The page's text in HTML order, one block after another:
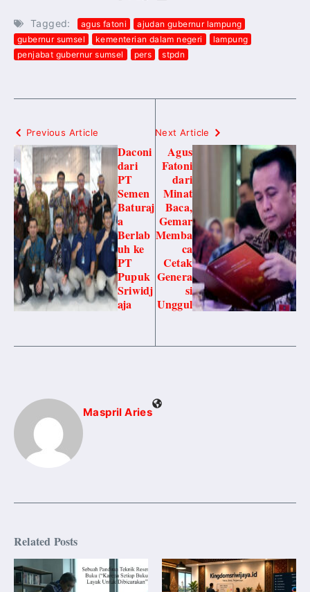
Tagged: agus fatoni
ajudan gubernur lampung
gubernur sumsel
kementerian dalam negeri
lampung
penjabat gubernur sumsel
pers stpdn
Previous Article
Daconi
dari
PT
Semen
Baturaj
a
Berlab
uh ke
PT
Pupuk
Sriwidj
aja
Next Article
Agus
Fatoni
dari
Minat
Baca,
Gemar
Memba
ca
Cetak
Genera
si
Unggul
Maspril Aries
Related Posts